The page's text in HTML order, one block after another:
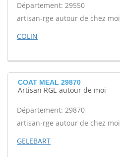
Département: 29550
artisan-rge autour de chez moi
COLIN
COAT MEAL 29870
Artisan RGE autour de moi
Département: 29870
artisan-rge autour de chez moi
GELEBART